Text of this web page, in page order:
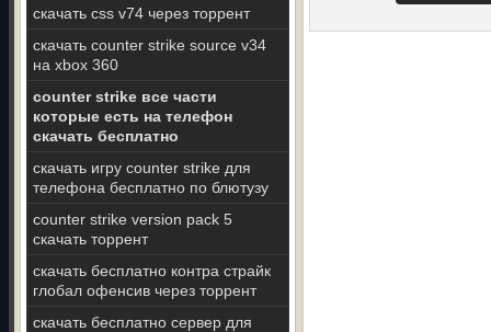
скачать css v74 через торрент
скачать counter strike source v34
на xbox 360
counter strike все части
которые есть на телефон
скачать бесплатно
скачать игру counter strike для
телефона бесплатно по блютузу
counter strike version pack 5
скачать торрент
скачать бесплатно контра страйк
глобал офенсив через торрент
скачать бесплатно сервер для